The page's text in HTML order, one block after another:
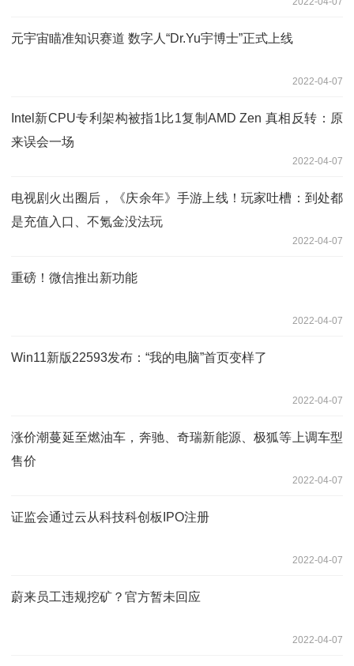
元宇宙瞄准知识赛道 数字人“Dr.Yu宇博士”正式上线
2022-04-07
Intel新CPU专利架构被指1比1复制AMD Zen 真相反转：原
来误会一场
2022-04-07
电视剧火出圈后，《庆余年》手游上线！玩家吐槽：到处都
是充值入口、不氪金没法玩
2022-04-07
重磅！微信推出新功能
2022-04-07
Win11新版22593发布：“我的电脑”首页变样了
2022-04-07
涨价潮蔓延至燃油车，奔驰、奇瑞新能源、极狐等上调车型
售价
2022-04-07
证监会通过云从科技科创板IPO注册
2022-04-07
蔚来员工违规挖矿？官方暂未回应
2022-04-07